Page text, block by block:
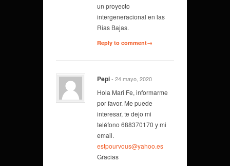
un proyecto
intergeneracional en las
Rias Bajas.
Reply to comment→
Pepi- 24 mayo, 2020
Hola Mari Fe, informarme
por favor. Me puede
interesar, te dejo mi
teléfono 688370170 y mi
email.
estpourvous@yahoo.es
Gracias